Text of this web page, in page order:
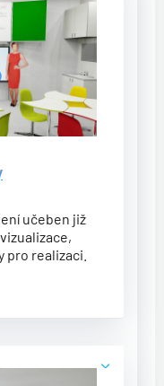
učeben již
pro realizaci.